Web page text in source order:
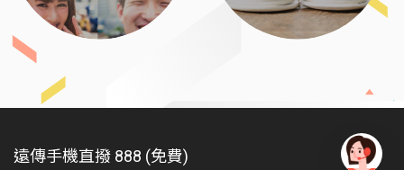
遠傳手機直撥 888 (免費)